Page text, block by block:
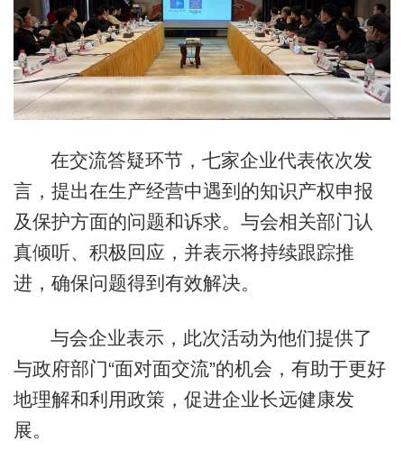
在交流答疑环节，七家企业代表依次发
言，提出在生产经营中遇到的知识产权申报
及保护方面的问题和诉求。与会相关部门认
真倾听、积极回应，并表示将持续跟踪推
进，确保问题得到有效解决。
与会企业表示，此次活动为他们提供了
与政府部门“面对面交流”的机会，有助于更好
地理解和利用政策，促进企业长远健康发
展。